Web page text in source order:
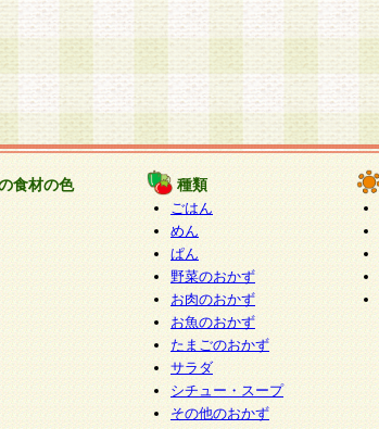
食材の色 種類
ごはん
めん
ぱん
野菜のおかず
お肉のおかず
お魚のおかず
たまごのおかず
サラダ
シチュー・スープ
その他のおかず